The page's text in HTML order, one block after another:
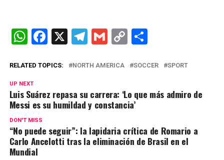
W
at
s
A
p
p
F
ce
o
k
X T
e
a
m
G
ail
C
py
n
C
m
ar
RELATED TOPICS: NORTH AMERICA SOCCER SPORT
UP NEXT
Luis Suárez repasa su carrera: ‘Lo que más admiro de
Messi es su humildad y constancia’
DON'T MISS
“No puede seguir”: la lapidaria crítica de Romario a
Carlo Ancelotti tras la eliminación de Brasil en el
Mundial